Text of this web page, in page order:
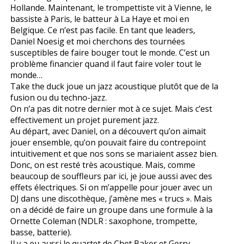
Hollande. Maintenant, le trompettiste vit à Vienne, le
bassiste à Paris, le batteur à La Haye et moi en
Belgique. Ce n’est pas facile. En tant que leaders,
Daniel Noesig et moi cherchons des tournées
susceptibles de faire bouger tout le monde. C’est un
problème financier quand il faut faire voler tout le
monde…
Take the duck joue un jazz acoustique plutôt que de la
fusion ou du techno-jazz.
On n’a pas dit notre dernier mot à ce sujet. Mais c’est
effectivement un projet purement jazz.
Au départ, avec Daniel, on a découvert qu’on aimait
jouer ensemble, qu’on pouvait faire du contrepoint
intuitivement et que nos sons se mariaient assez bien.
Donc, on est resté très acoustique. Mais, comme
beaucoup de souffleurs par ici, je joue aussi avec des
effets électriques. Si on m’appelle pour jouer avec un
DJ dans une discothèque, j’amène mes « trucs ». Mais
on a décidé de faire un groupe dans une formule à la
Ornette Coleman (NDLR : saxophone, trompette,
basse, batterie).